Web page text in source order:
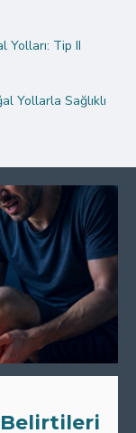
Yolları: Tip II
Yollarla Sağlıklı